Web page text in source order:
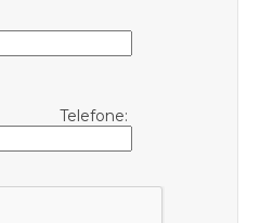
Telefone: